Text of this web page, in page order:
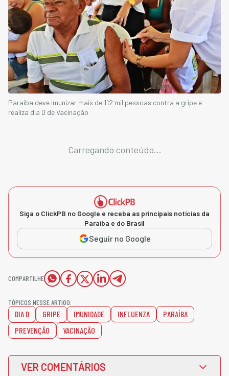
Paraíba deve imunizar mais de 112 mil pessoas contra a gripe e
realiza dia D de Vacinação
Carregando conteúdo...
Siga o ClickPB no Google e receba as principais notícias da
Paraíba e do Brasil
Seguir no Google
COMPARTILHE
TÓPICOS NESSE ARTIGO:
DIA D GRIPE IMUNIDADE INFLUENZA
PARAÍBA
PREVENÇÃO
VACINAÇÃO
VER COMENTÁRIOS